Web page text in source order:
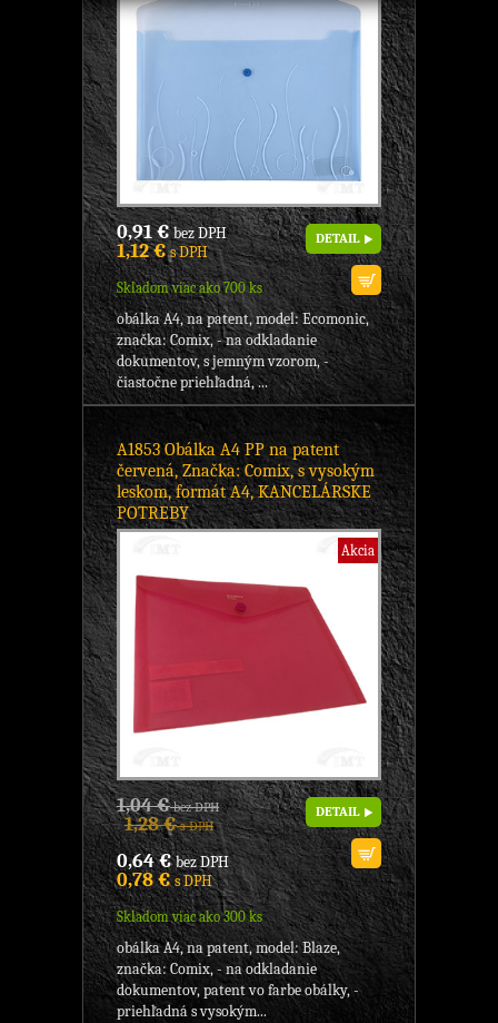
0,91 €bez DPH
1,12 €s DPH
Skladom viac ako 700 ks
DETAIL
obálka A4, na patent, model: Ecomonic,
značka: Comix, - na odkladanie
dokumentov, s jemným vzorom, -
čiastočne priehľadná, ...
A1853 Obálka A4 PP na patent
červená, Značka: Comix, s vysokým
leskom, formát A4, KANCELÁRSKE
POTREBY
Akcia
1,04 €bez DPH
1,28 €s DPH
0,64 €bez DPH
0,78 €s DPH
Skladom viac ako 300 ks
DETAIL
obálka A4, na patent, model: Blaze,
značka: Comix, - na odkladanie
dokumentov, patent vo farbe obálky, -
priehľadná s vysokým...